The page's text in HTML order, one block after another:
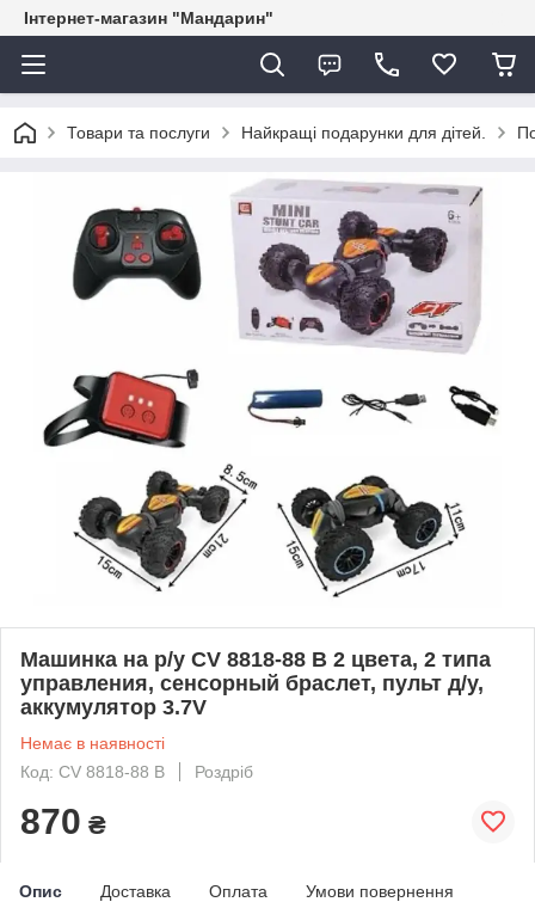
Інтернет-магазин "Мандарин"
Товари та послуги Найкращі подарунки для дітей.
Машинка на р/у CV 8818-88 B 2 цвета, 2 типа
управления, сенсорный браслет, пульт д/у,
аккумулятор 3.7V
Немає в наявності
Код: CV 8818-88 B
Роздріб
870 ₴
Опис Доставка Оплата Умови повернення